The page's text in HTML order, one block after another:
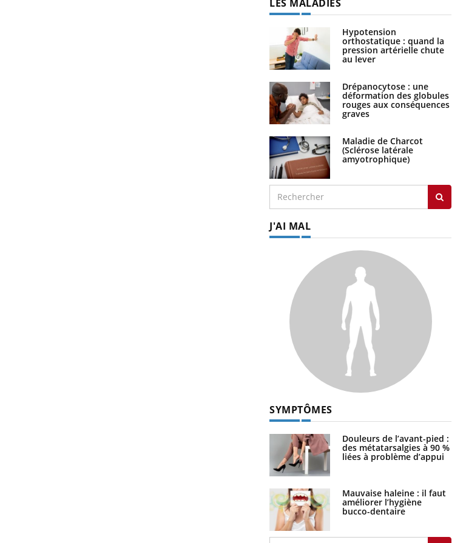
LES MALADIES
Hypotension
orthostatique : quand la
pression artérielle chute
au lever
Drépanocytose : une
déformation des globules
rouges aux conséquences
graves
Maladie de Charcot
(Sclérose latérale
amyotrophique)
J'AI MAL
SYMPTÔMES
Douleurs de l’avant-pied :
des métatarsalgies à 90 %
liées à problème d’appui
Mauvaise haleine : il faut
améliorer l’hygiène
bucco-dentaire